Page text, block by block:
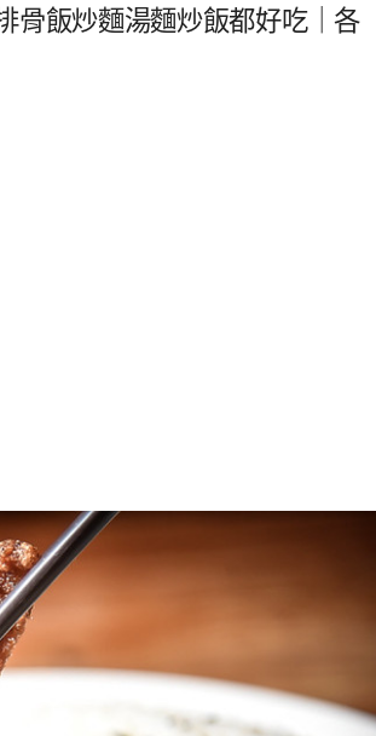
骨飯炒麵湯麵炒飯都好吃｜各